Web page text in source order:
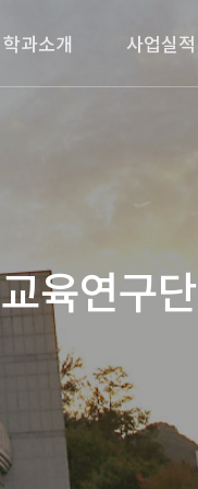
학과소개 사업실적
육연구단